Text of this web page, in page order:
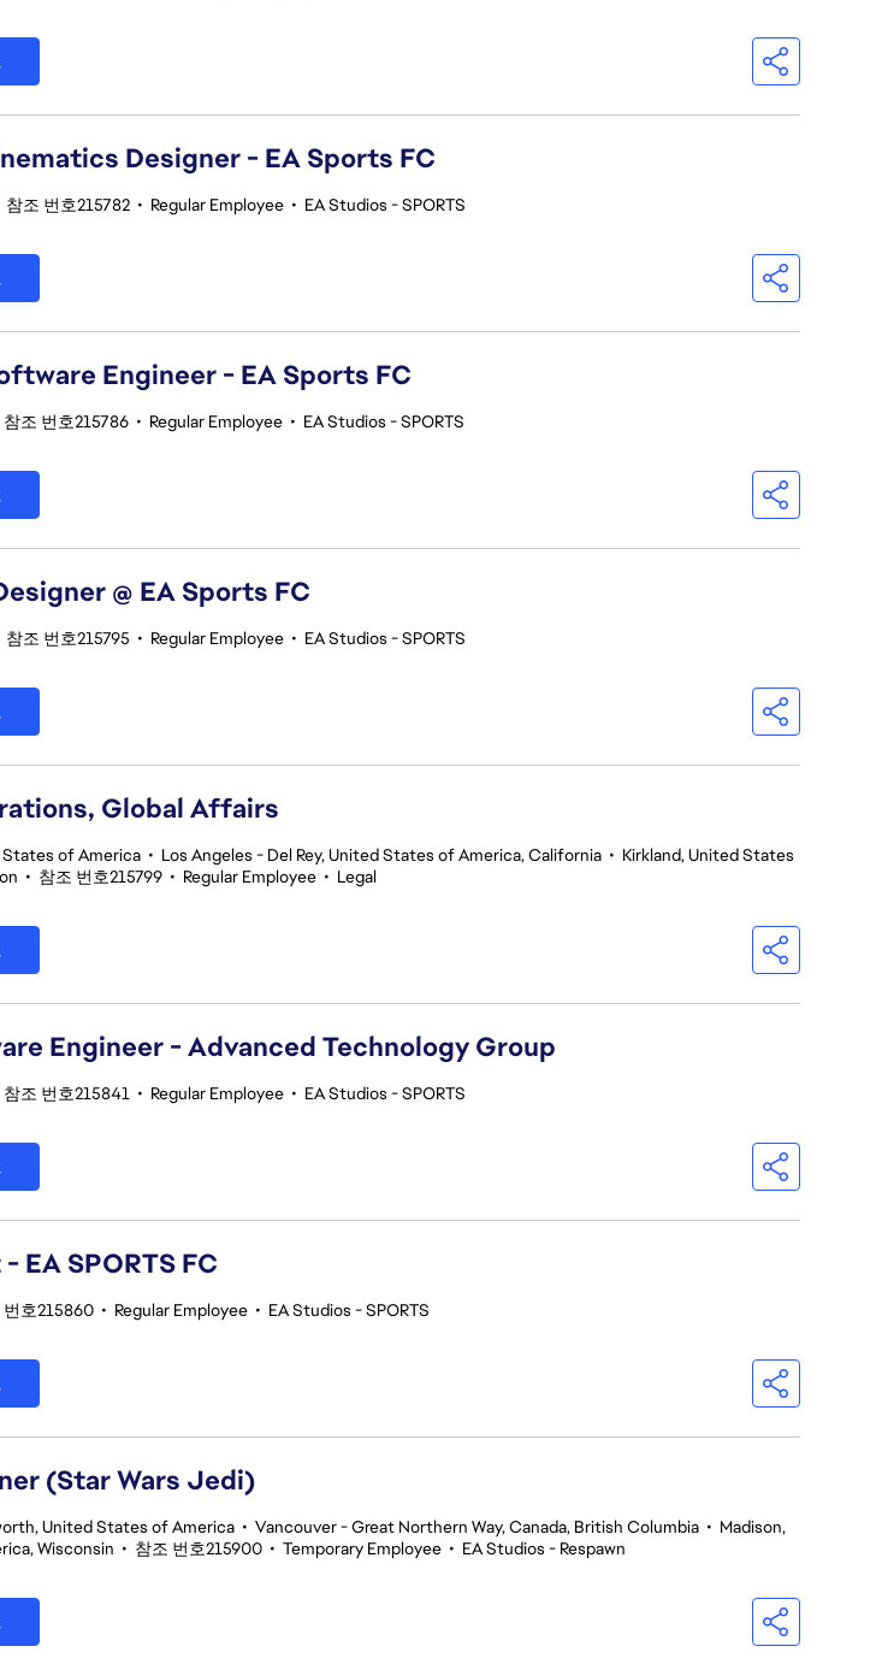
Designer - EA Sports FC
참조 번호215782 • Regular Employee • EA Studios - SPORTS
Engineer - EA Sports FC
참조 번호215786 • Regular Employee • EA Studios - SPORTS
@ EA Sports FC
참조 번호215795 • Regular Employee • EA Studios - SPORTS
Global Affairs
States of America • Los Angeles - Del Rey, United States of America, California • Kirkland, United States
• 참조 번호215799 • Regular Employee • Legal
Engineer - Advanced Technology Group
참조 번호215841 • Regular Employee • EA Studios - SPORTS
EA SPORTS FC
번호215860 • Regular Employee • EA Studios - SPORTS
(Star Wars Jedi)
United States of America • Vancouver - Great Northern Way, Canada, British Columbia • Madison,
Wisconsin • 참조 번호215900 • Temporary Employee • EA Studios - Respawn